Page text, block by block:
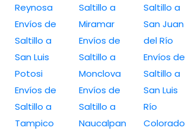
Reynosa
Envíos de
Saltillo a
San Luis
Potosi
Envíos de
Saltillo a
Tampico
Saltillo a
Miramar
Envíos de
Saltillo a
Monclova
Envíos de
Saltillo a
Naucalpan
Saltillo a
San Juan
del Río
Envíos de
Saltillo a
San Luis
Río
Colorado